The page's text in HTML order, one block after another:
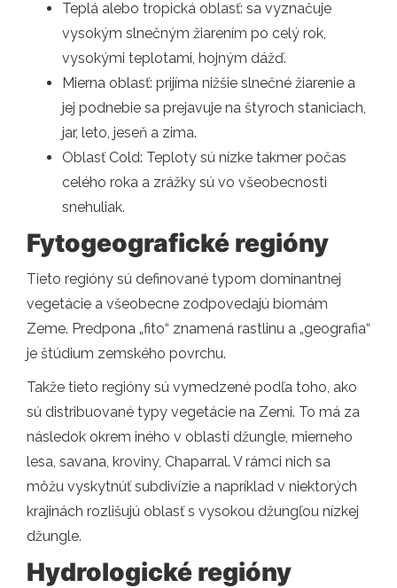
Teplá alebo tropická oblasť: sa vyznačuje
vysokým slnečným žiarením po celý rok,
vysokými teplotami, hojným dážď.
Mierna oblasť: prijíma nižšie slnečné žiarenie a
jej podnebie sa prejavuje na štyroch staniciach,
jar, leto, jeseň a zima.
Oblasť Cold: Teploty sú nízke takmer počas
celého roka a zrážky sú vo všeobecnosti
snehuliak.
Fytogeografické regióny
Tieto regióny sú definované typom dominantnej
vegetácie a všeobecne zodpovedajú biomám
Zeme. Predpona „fito“ znamená rastlinu a „geografia“
je štúdium zemského povrchu.
Takže tieto regióny sú vymedzené podľa toho, ako
sú distribuované typy vegetácie na Zemi. To má za
následok okrem iného v oblasti džungle, mierneho
lesa, savana, kroviny, Chaparral. V rámci nich sa
môžu vyskytnúť subdivízie a napríklad v niektorých
krajinách rozlišujú oblasť s vysokou džungľou nízkej
džungle.
Hydrologické regióny